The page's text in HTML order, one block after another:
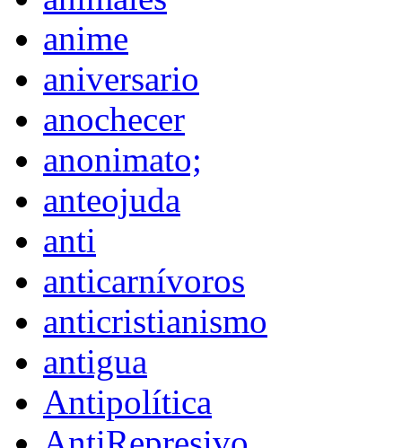
anime
aniversario
anochecer
anonimato;
anteojuda
anti
anticarnívoros
anticristianismo
antigua
Antipolítica